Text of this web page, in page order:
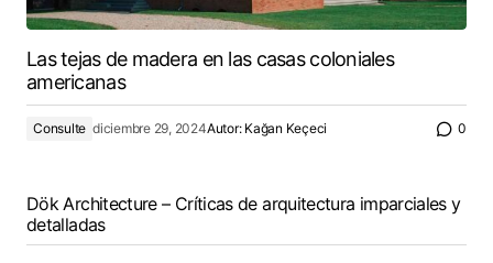
Las tejas de madera en las casas coloniales
americanas
Consulte diciembre 29, 2024Autor: Kağan Keçeci 0
Dök Architecture – Críticas de arquitectura imparciales y
detalladas